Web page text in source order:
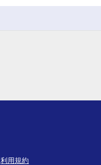
利用規約